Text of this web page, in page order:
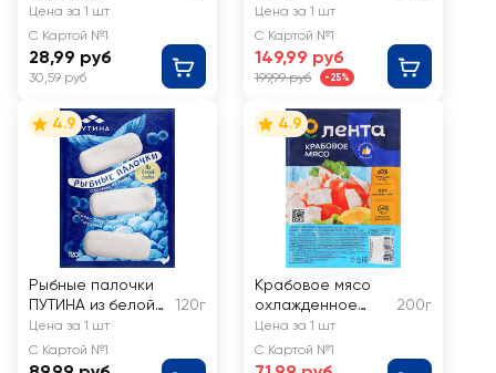
охлажденные 365
ДНЕЙ (имитация)
Цена за 1 шт
С Картой №1
28,99 руб
30,59 руб
Цена за 1 шт
С Картой №1
149,99 руб
199,99 руб -25%
4.9
Рыбные палочки
ПУТИНА из белой
рыбы
120г
Цена за 1 шт
С Картой №1
4.9
Крабовое мясо
охлажденное
ЛЕНТА (имитация)
200г
Цена за 1 шт
С Картой №1